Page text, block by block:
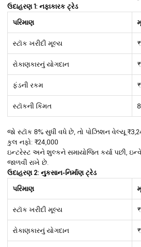
ઉદાહરણ 1: નફાકારક ટ્રેડ
પરિમાણ
સ્ટૉક ખરીદી મૂલ્ય
રોકાણકારનું યોગદાન
ફંડની રકમ
સ્ટૉકની કિંમત
જો સ્ટૉક 8% સુધી વધે છે, તો પોઝિશન વેલ્યૂ
કુલ નફો: ₹24,000
ઇન્ટરેસ્ટ અને શુલ્કને સમાયોજિત કર્યા પછી,
જાળવી રાખે છે.
ઉદાહરણ 2: નુકસાન-નિર્માણ ટ્રેડ
પરિમાણ
સ્ટૉક ખરીદી મૂલ્ય
રોકાણકારનું યોગદાન